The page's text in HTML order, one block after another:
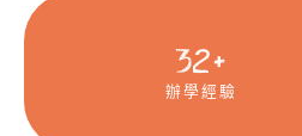
32+
辦學經驗